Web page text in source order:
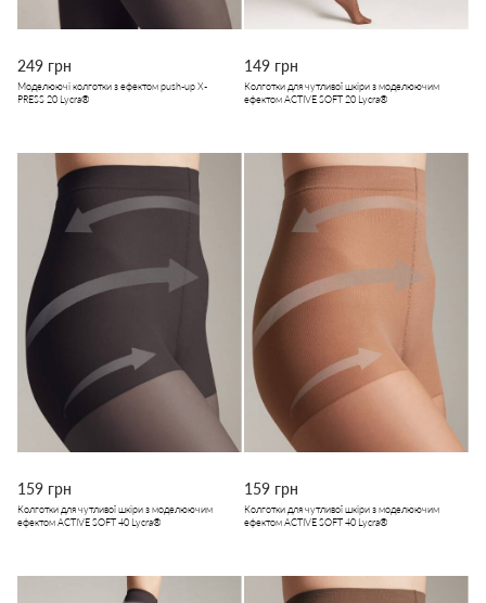
249 грн
Моделюючі колготки з ефектом push-up X-
PRESS 20 Lycra®
149 грн
Колготки для чутливої шкіри з моделюючим
ефектом ACTIVE SOFT 20 Lycra®
159 грн
Колготки для чутливої шкіри з моделюючим
ефектом ACTIVE SOFT 40 Lycra®
159 грн
Колготки для чутливої шкіри з моделюючим
ефектом ACTIVE SOFT 40 Lycra®